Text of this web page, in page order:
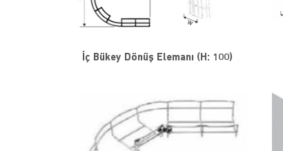
İç Bükey Dönüş Elemanı (H: 100)